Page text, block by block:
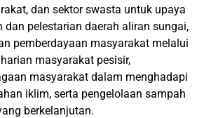
dan sektor swasta untuk upaya
dan pelestarian daerah aliran sungai,
pemberdayaan masyarakat melalui
masyarakat pesisir,
masyarakat dalam menghadapi
iklim, serta pengelolaan sampah
berkelanjutan.